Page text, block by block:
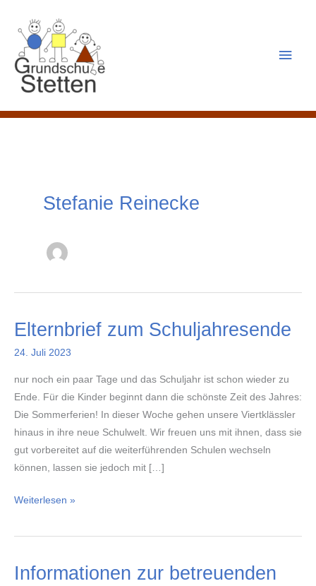
Inhalt
springen
Stefanie Reinecke
Elternbrief zum Schuljahresende
24. Juli 2023
nur noch ein paar Tage und das Schuljahr ist schon wieder zu
Ende. Für die Kinder beginnt dann die schönste Zeit des Jahres:
Die Sommerferien! In dieser Woche gehen unsere Viertklässler
hinaus in ihre neue Schulwelt. Wir freuen uns mit ihnen, dass sie
gut vorbereitet auf die weiterführenden Schulen wechseln
können, lassen sie jedoch mit […]
Elternbrief
Schuljahresende
Weiterlesen »
Informationen zur betreuenden